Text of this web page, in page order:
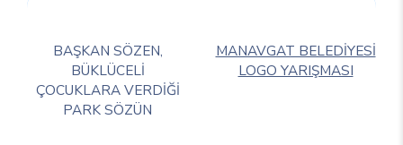
BAŞKAN SÖZEN,
BÜKLÜCELİ
ÇOCUKLARA VERDİĞİ
PARK SÖZÜN
MANAVGAT BELEDİYESİ
LOGO YARIŞMASI